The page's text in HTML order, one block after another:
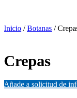
Inicio /Botanas /
Crepas
Añade a solicitud de